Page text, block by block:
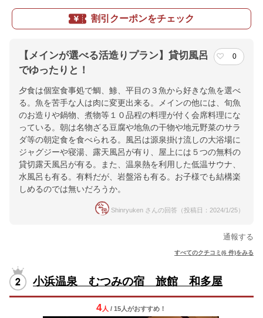
割引クーポンをチェック
【メインが選べる活造りプラン】貸切風呂
でゆったりと！
0
夕食は個室食事処で鯛、鯵、平目の３魚から好きな魚を選べ
る。魚を苦手な人は肉に変更出来る。メインの他には、旬魚
のお造りや鍋物、煮物等１０品程の料理が付く会席料理にな
っている。朝は名物ざる豆腐や地魚の干物や地元野菜のサラ
ダ等の朝定食を食べられる。風呂は源泉掛け流しの大浴場に
ジャグジーや寝湯、露天風呂が有り、屋上には５つの無料の
貸切露天風呂が有る。また、温泉熱を利用した低温サウナ、
水風呂も有る。有料だが、岩盤浴も有る。お子様でも結構楽
しめるのでは無いだろうか。
Shinryuken さんの回答（投稿日：2024/1/25）
通報する
すべてのクチコミ(6 件)をみる
小浜温泉 むつみの宿 旅館 和多屋
4人 / 15人がおすすめ！